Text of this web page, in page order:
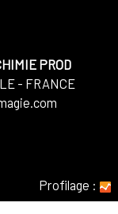
PROD
- FRANCE
Profilage :